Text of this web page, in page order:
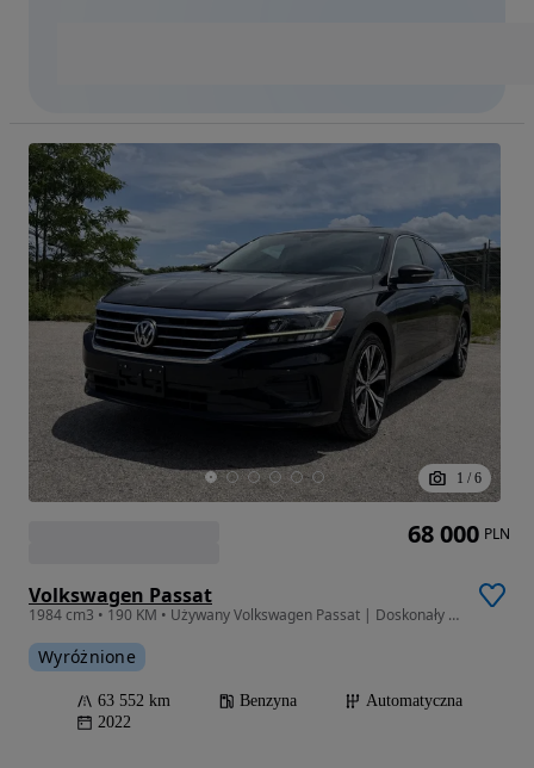
1 / 6
Volkswagen Passat
1984 cm3 • 190 KM • Używany Volkswagen Passat | Doskonały stan | Pierwszy właściciel |2022
Wyróżnione
63 552 km Benzyna
Automatyczna
2022
68 000 PLN